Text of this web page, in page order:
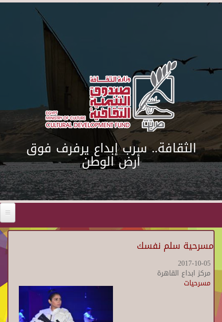
Skip to main content
الثقافة.. سرب إبداع يرفرف فوق
أرض الوطن
مسرحية سلم نفسك
2017-10-05
مركز ابداع القاهرة
مسرحيات